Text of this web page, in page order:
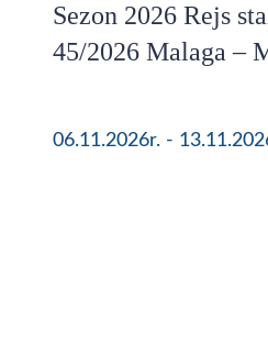
Sezon 2026 Rejs
45/2026 Malaga –
06.11.2026r. -